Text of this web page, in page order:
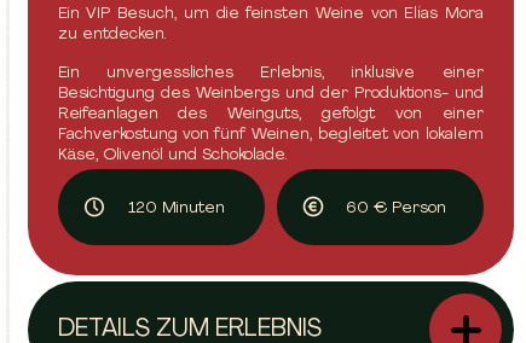
Ein VIP Besuch, um die feinsten Weine von Elías Mora
zu entdecken.
Ein unvergessliches Erlebnis, inklusive einer
Besichtigung des Weinbergs und der Produktions- und
Reifeanlagen des Weinguts, gefolgt von einer
Fachverkostung von fünf Weinen, begleitet von lokalem
Käse, Olivenöl und Schokolade.
120 Minuten 60 € Person
DETAILS ZUM ERLEBNIS